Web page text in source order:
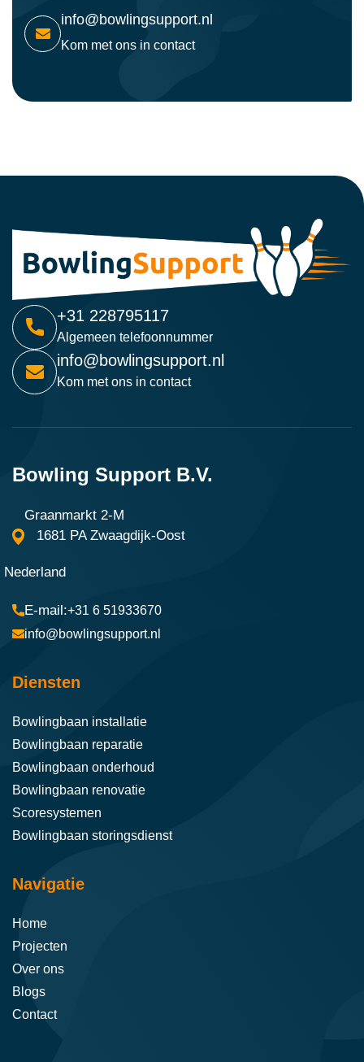
info@bowlingsupport.nl
Kom met ons in contact
+31 228795117
Algemeen telefoonnummer
info@bowlingsupport.nl
Kom met ons in contact
Bowling Support B.V.
Graanmarkt 2-M
1681 PA Zwaagdijk-Oost
Nederland
+31 6 51933670
info@bowlingsupport.nl
Diensten
Bowlingbaan installatie
Bowlingbaan reparatie
Bowlingbaan onderhoud
Bowlingbaan renovatie
Scoresystemen
Bowlingbaan storingsdienst
Navigatie
Home
Projecten
Over ons
Blogs
Contact